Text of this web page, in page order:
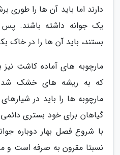
دارند اما باید آن ها را
یک جوانه داشته باشند. پس
بستند، باید آن ها را در خاک
مارچوبه های آماده کاشت
که به ریشه های خشک شده
مارچوبه ها را باید در
گیاهان برای خود بستری
با شروع فصل بهار دوباره
نسبتا مقرون به صرفه است و